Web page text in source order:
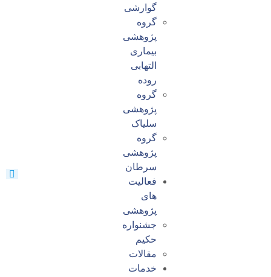
گوارشی
گروه
پژوهشی
بیماری
التهابی
روده
گروه
پژوهشی
سلیاک
گروه
پژوهشی
سرطان
فعالیت
های
پژوهشی
جشنواره
حکیم
مقالات
خدمات